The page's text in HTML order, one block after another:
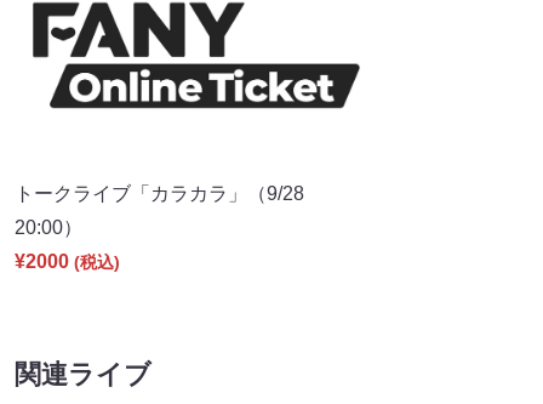
トークライブ「カラカラ」（9/28
20:00）
¥2000 (税込)
関連ライブ